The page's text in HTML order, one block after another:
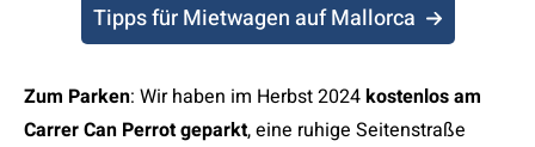
Tipps für Mietwagen auf Mallorca
Zum Parken: Wir haben im Herbst 2024kostenlos am
Carrer Can Perrot geparkt, eine ruhige Seitenstraße